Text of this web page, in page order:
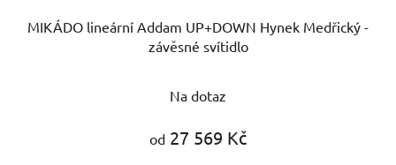
MIKÁDO lineární Addam UP+DOWN Hynek Medřický -
závěsné svítidlo
hodnocení
produktu
Na dotaz
od 27 569 Kč